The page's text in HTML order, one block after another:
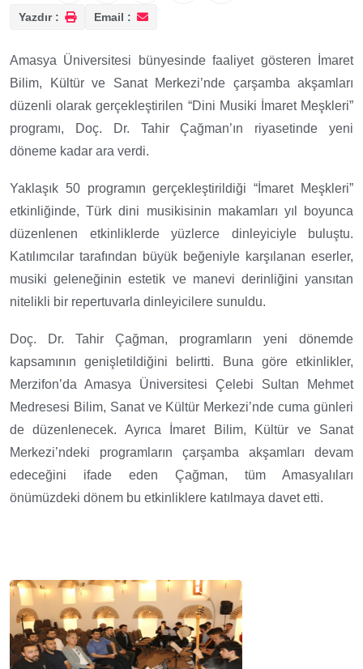
Yazdır : Email :
Amasya Üniversitesi bünyesinde faaliyet gösteren İmaret
Bilim, Kültür ve Sanat Merkezi’nde çarşamba akşamları
düzenli olarak gerçekleştirilen “Dini Musiki İmaret Meşkleri”
programı, Doç. Dr. Tahir Çağman’ın riyasetinde yeni
döneme kadar ara verdi.
Yaklaşık 50 programın gerçekleştirildiği “İmaret Meşkleri”
etkinliğinde, Türk dini musikisinin makamları yıl boyunca
düzenlenen etkinliklerde yüzlerce dinleyiciyle buluştu.
Katılımcılar tarafından büyük beğeniyle karşılanan eserler,
musiki geleneğinin estetik ve manevi derinliğini yansıtan
nitelikli bir repertuvarla dinleyicilere sunuldu.
Doç. Dr. Tahir Çağman, programların yeni dönemde
kapsamının genişletildiğini belirtti. Buna göre etkinlikler,
Merzifon’da Amasya Üniversitesi Çelebi Sultan Mehmet
Medresesi Bilim, Sanat ve Kültür Merkezi’nde cuma günleri
de düzenlenecek. Ayrıca İmaret Bilim, Kültür ve Sanat
Merkezi’ndeki programların çarşamba akşamları devam
edeceğini ifade eden Çağman, tüm Amasyalıları
önümüzdeki dönem bu etkinliklere katılmaya davet etti.